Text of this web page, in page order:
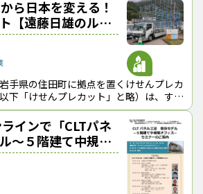
ら日本を変える！
【遠藤日雄のルポ
手県の住田町に拠点を置くけせんプレカ
下「けせんプレカット」と略）は、すで
場となっているが、代表理事の泉田十太
えた事業戦略
インで「CLTパネ
～５階建て中規模
ー」